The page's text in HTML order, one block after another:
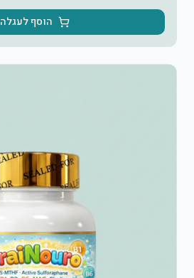
הוסף לעגלה